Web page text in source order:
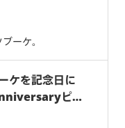
ーケ。
ケを記念日に
ピッ